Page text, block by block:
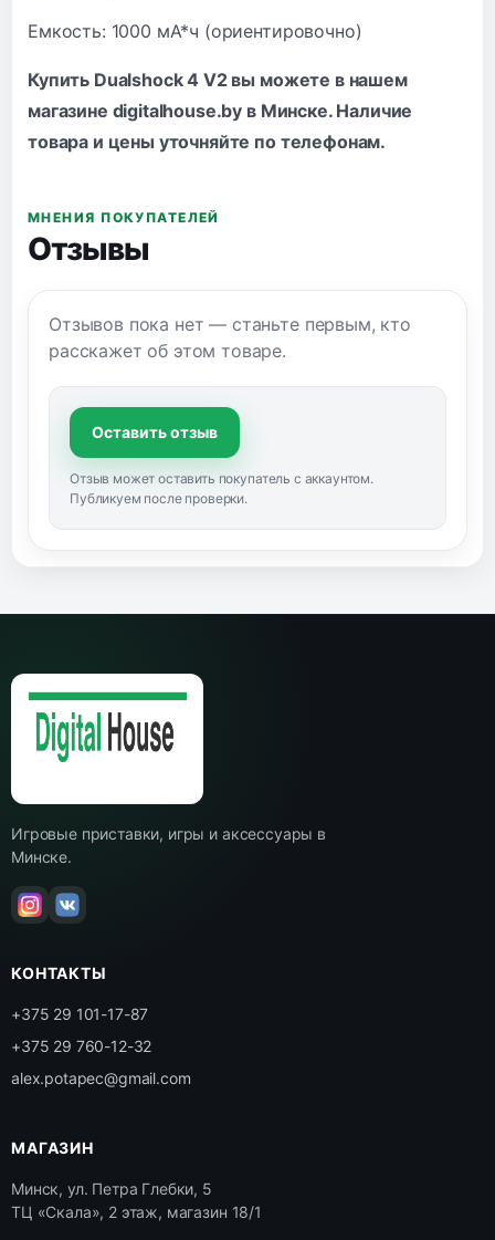
Емкость: 1000 мА*ч (ориентировочно)
Купить Dualshock 4 V2 вы можете в нашем
магазине digitalhouse.by в Минске. Наличие
товара и цены уточняйте по телефонам.
МНЕНИЯ ПОКУПАТЕЛЕЙ
Отзывы
Отзывов пока нет — станьте первым, кто
расскажет об этом товаре.
Оставить отзыв
Отзыв может оставить покупатель с аккаунтом.
Публикуем после проверки.
Игровые приставки, игры и аксессуары в
Минске.
КОНТАКТЫ
+375 29 101-17-87
+375 29 760-12-32
alex.potapec@gmail.com
МАГАЗИН
Минск, ул. Петра Глебки, 5
ТЦ «Скала», 2 этаж, магазин 18/1